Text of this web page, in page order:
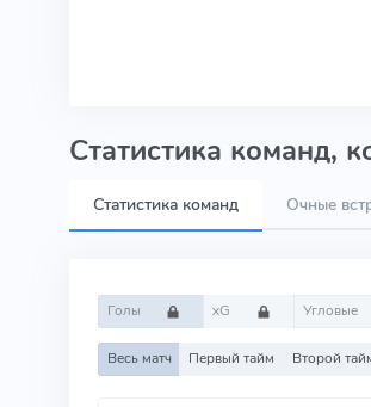
Статистика команд,
Статистика команд Очные
Голы xG Угловые
Весь матч Первый тайм Второй